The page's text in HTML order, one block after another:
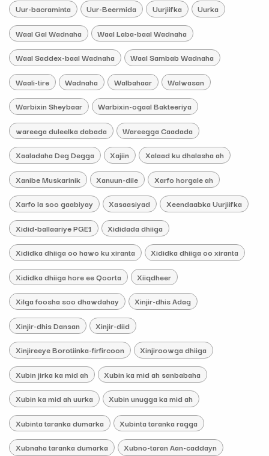
Uur-bacraminta Uur-Beermida Uurjiifka Uurka
Waal Gal Wadnaha Waal Laba-baal Wadnaha
Waal Saddex-baal Wadnaha Waal Sambab Wadnaha
Waali-tire Wadnaha Walbahaar Walwasan
Warbixin Sheybaar Warbixin-ogaal Bakteeriya
wareega duleelka dabada Wareegga Caadada
Xaaladaha Deg Degga Xajiin Xalaad ku dhalasha ah
Xanibe Muskarinik Xanuun-dile Xarfo horgale ah
Xarfo la soo gaabiyay Xasaasiyad Xeendaabka Uurjiifka
Xidid-ballaariye PGE1 Xididada dhiiga
Xididka dhiiga oo hawo ku xiranta Xididka dhiiga oo xiranta
Xididka dhiiga hore ee Qoorta Xiiqdheer
Xilga foosha soo dhawdahay Xinjir-dhis Adag
Xinjir-dhis Dansan Xinjir-diid
Xinjireeye Borotiinka-firfircoon Xinjiroowga dhiiga
Xubin jirka ka mid ah Xubin ka mid ah sanbabaha
Xubin ka mid ah uurka Xubin unugga ka mid ah
Xubinta taranka dumarka Xubinta taranka ragga
Xubnaha taranka dumarka Xubno-taran Aan-caddayn